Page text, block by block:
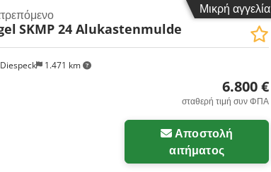
Μικρή αγγελία
1.471 km
SKMP 24 Alukastenmulde
6.800 €
σταθερή τιμή συν ΦΠΑ
Αποστολή
αιτήματος